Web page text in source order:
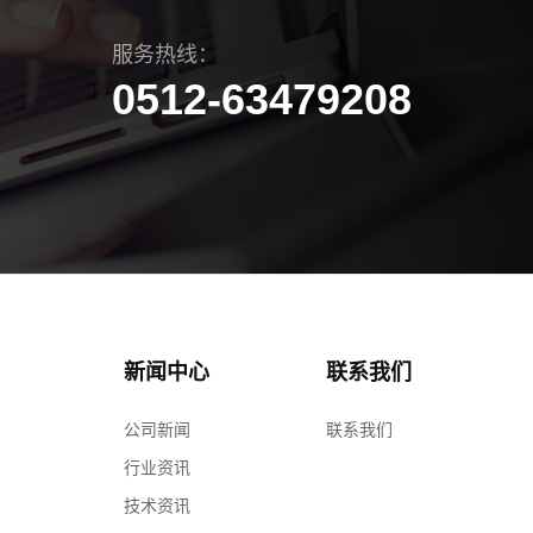
服务热线：
0512-63479208
新闻中心
公司新闻
行业资讯
技术资讯
联系我们
联系我们